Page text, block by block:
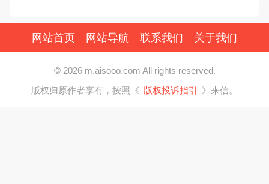
网站首页 网站导航 联系我们 关于我们
© 2026 m.aisooo.com All rights reserved.
版权归原作者享有，按照《 版权投诉指引 》来信。